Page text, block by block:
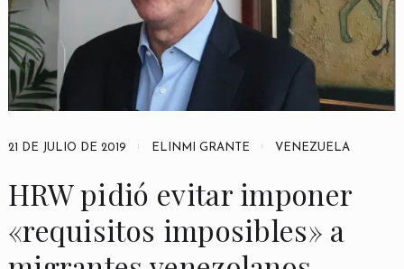
21 DE JULIO DE 2019 ELINMI GRANTE VENEZUELA
HRW pidió evitar imponer
«requisitos imposibles» a